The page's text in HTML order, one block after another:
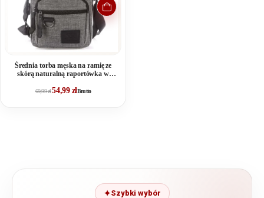
Średnia torba męska na ramię ze
skórą naturalną raportówka w
69,99zł54,99 złBrutto
Szybki wybór